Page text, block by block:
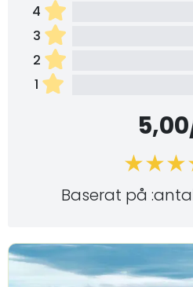
4
3
2
1
Baserat på